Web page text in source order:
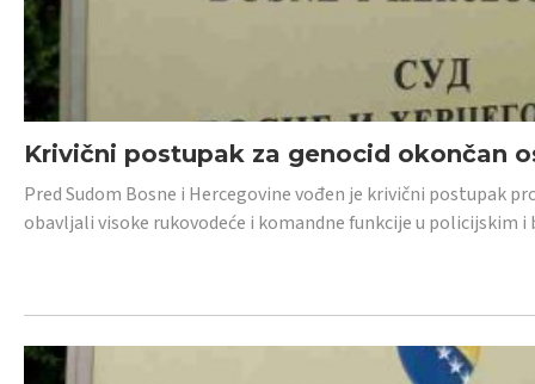
Krivični postupak za genocid okončan
Pred Sudom Bosne i Hercegovine vođen je krivični postupak
obavljali visoke rukovodeće i komandne funkcije u policijskim